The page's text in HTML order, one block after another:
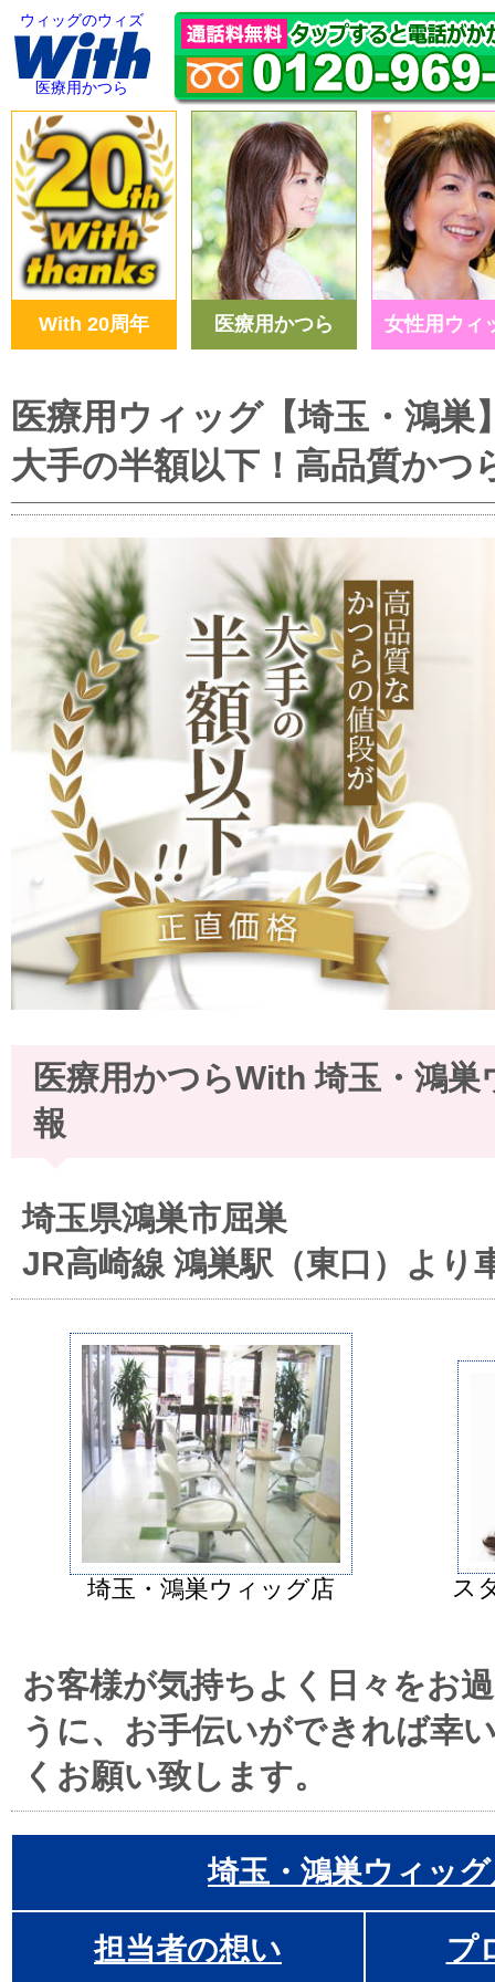
ウィッグのウィズ
医療用かつら
With 20周年 医療用かつら 女性用ウィ
医療用ウィッグ【埼玉・鴻巣
大手の半額以下！高品質かつ
医療用かつらWith 埼玉・鴻巣
報
埼玉県鴻巣市屈巣
JR高崎線 鴻巣駅（東口）より
埼玉・鴻巣ウィッグ店 ス
お客様が気持ちよく日々をお
うに、お手伝いができれば幸
くお願い致します。
埼玉・鴻巣ウィッ
担当者の想い プ